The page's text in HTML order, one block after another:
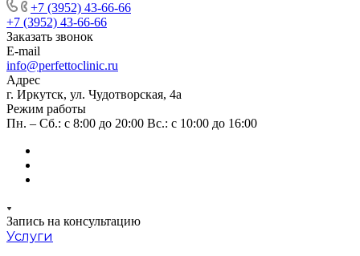
+7 (3952) 43-66-66
+7 (3952) 43-66-66
Заказать звонок
E-mail
info@perfettoclinic.ru
Адрес
г. Иркутск, ул. Чудотворская, 4а
Режим работы
Пн. – Сб.: с 8:00 до 20:00 Вс.: с 10:00 до 16:00
Запись на консультацию
Услуги